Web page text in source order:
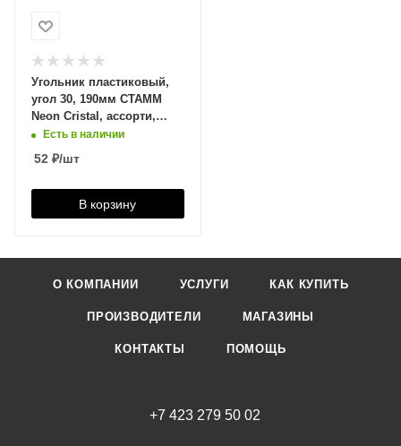
Угольник пластиковый,
угол 30, 190мм СТАММ
Neon Cristal, ассорти,
ТК11/007262
Есть в наличии
52 ₽/шт
В корзину
О КОМПАНИИ УСЛУГИ КАК КУПИТЬ
ПРОИЗВОДИТЕЛИ МАГАЗИНЫ
КОНТАКТЫ ПОМОЩЬ
+7 423 279 50 02